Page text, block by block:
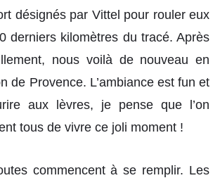
désignés par Vittel pour rouler eux
derniers kilomètres du tracé. Après
nous voilà de nouveau en
de Provence. L’ambiance est fun et
aux lèvres, je pense que l’on
tous de vivre ce joli moment !
commencent à se remplir. Les